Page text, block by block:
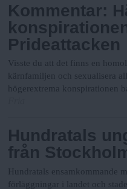
Kommentar:
Prideattacken
Visste du att det finns en
kärnfamiljen och sexualisera
högerextrema konspirationen
Hundratals
från
Hundratals ensamkommande
förläggningar i landet och